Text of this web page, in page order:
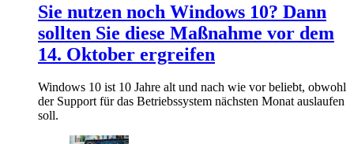
Sie nutzen noch Windows 10? Dann
sollten Sie diese Maßnahme vor dem
14. Oktober ergreifen
Windows 10 ist 10 Jahre alt und nach wie vor beliebt, obwohl
der Support für das Betriebssystem nächsten Monat auslaufen
soll.